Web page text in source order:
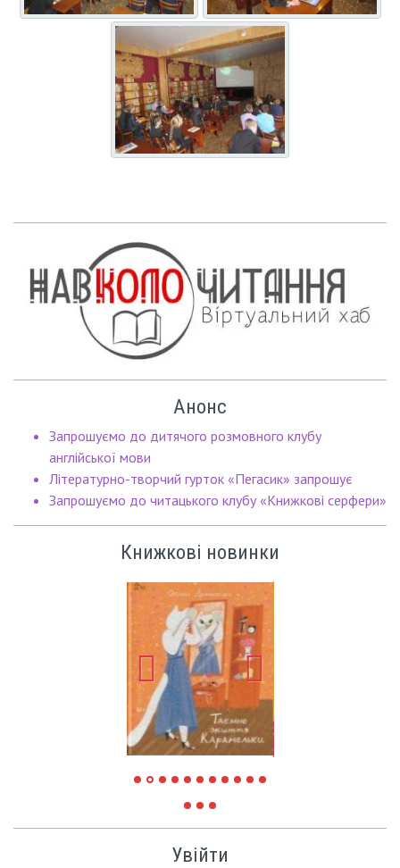
Анонс
Запрошуємо до дитячого розмовного клубу
англійської мови
Літературно-творчий гурток «Пегасик» запрошує
Запрошуємо до читацького клубу «Книжкові серфери»
Книжкові новинки
Увійти